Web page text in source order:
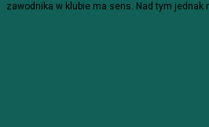
zawodnika w klubie ma sens. Nad tym jednak